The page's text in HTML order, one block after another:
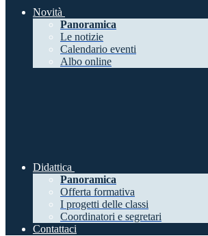
Novità
Panoramica
Le notizie
Calendario eventi
Albo online
Didattica
Panoramica
Offerta formativa
I progetti delle classi
Coordinatori e segretari
Contattaci